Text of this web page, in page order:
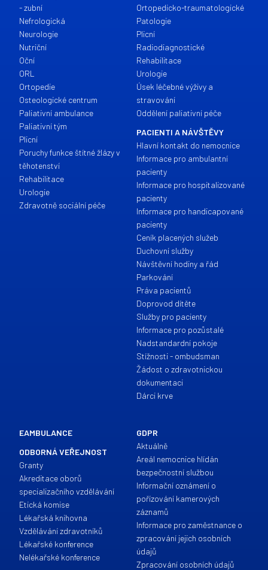
- zubní
Nefrologická
Neurologie
Nutriční
Oční
ORL
Ortopedie
Osteologické centrum
Paliativní ambulance
Paliativní tým
Plicní
Poruchy funkce štítné žlázy v
těhotenství
Rehabilitace
Urologie
Zdravotně sociální péče
Ortopedicko-traumatologické
Patologie
Plicní
Radiodiagnostické
Rehabilitace
Urologie
Úsek léčebné výživy a
stravování
Oddělení paliativní péče
PACIENTI A NÁVŠTĚVY
Hlavní kontakt do nemocnice
Informace pro ambulantní
pacienty
Informace pro hospitalizované
pacienty
Informace pro handicapované
pacienty
Ceník placených služeb
Duchovní služby
Návštěvní hodiny a řád
Parkování
Práva pacientů
Doprovod dítěte
Služby pro pacienty
Informace pro pozůstalé
Nadstandardní pokoje
Stížnosti - ombudsman
Žádost o zdravotnickou
dokumentaci
Dárci krve
EAMBULANCE
ODBORNÁ VEŘEJNOST
Granty
Akreditace oborů
specializačního vzdělávání
Etická komise
Lékařská knihovna
Vzdělávání zdravotníků
Lékařské konference
Nelékařské konference
GDPR
Aktuálně
Areál nemocnice hlídán
bezpečnostní službou
Informační oznámení o
pořízování kamerových
záznamů
Informace pro zaměstnance o
zpracování jejich osobních
údajů
Zpracování osobních údajů